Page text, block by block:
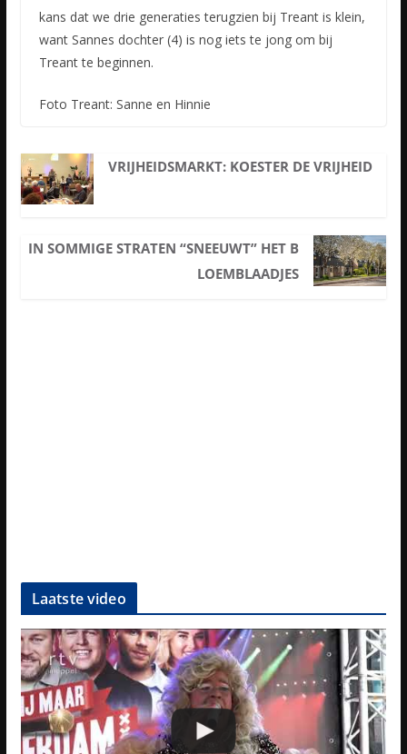
kans dat we drie generaties terugzien bij Treant is klein,
want Sannes dochter (4) is nog iets te jong om bij
Treant te beginnen.
Foto Treant: Sanne en Hinnie
VRIJHEIDSMARKT: KOESTER DE VRIJHEID
IN SOMMIGE STRATEN “SNEEUWT” HET B
LOEMBLAADJES
Laatste video